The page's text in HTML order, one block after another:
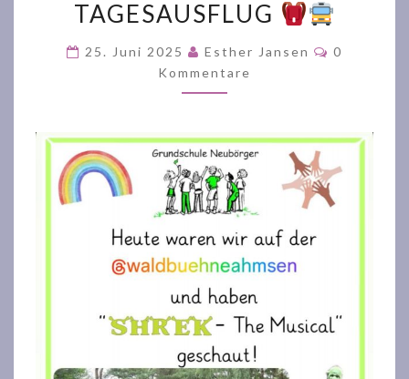
TAGESAUSFLUG
25. Juni 2025 Esther Jansen
0
Kommentare